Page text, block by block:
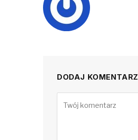
DODAJ KOMENTARZ